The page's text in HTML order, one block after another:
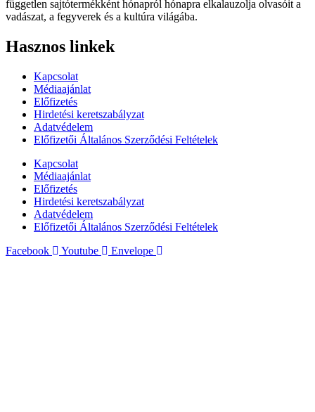
független sajtótermékként hónapról hónapra elkalauzolja olvasóit a
vadászat, a fegyverek és a kultúra világába.
Hasznos linkek
Kapcsolat
Médiaajánlat
Előfizetés
Hirdetési keretszabályzat
Adatvédelem
Előfizetői Általános Szerződési Feltételek
Kapcsolat
Médiaajánlat
Előfizetés
Hirdetési keretszabályzat
Adatvédelem
Előfizetői Általános Szerződési Feltételek
Facebook
Youtube Envelope